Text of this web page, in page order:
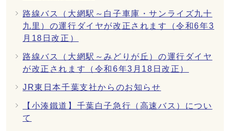
路線バス（大網駅～白子車庫・サンライズ九十
九里）の運行ダイヤが改正されます（令和6年3
月18日改正）
路線バス（大網駅～みどりが丘）の運行ダイヤ
が改正されます（令和6年3月18日改正）
JR東日本千葉支社からのお知らせ
【小湊鐵道】千葉白子急行（高速バス）につい
て